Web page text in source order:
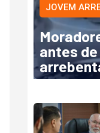
JOVEM
antes